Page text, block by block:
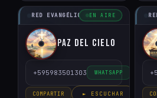
RED EVANGÉLICO DEL PARAGUAY
EN AIRE
Paz del Cielo
+595983501303 WHATSAPP
COMPARTIR ► ESCUCHAR